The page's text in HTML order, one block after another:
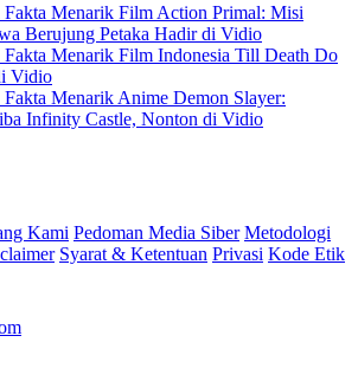
Fakta Menarik Film Action Primal: Misi
Berujung Petaka Hadir di Vidio
Fakta Menarik Film Indonesia Till Death Do
Vidio
Fakta Menarik Anime Demon Slayer:
Infinity Castle, Nonton di Vidio
Kami Pedoman Media Siber Metodologi
Syarat & Ketentuan Privasi Kode Etik